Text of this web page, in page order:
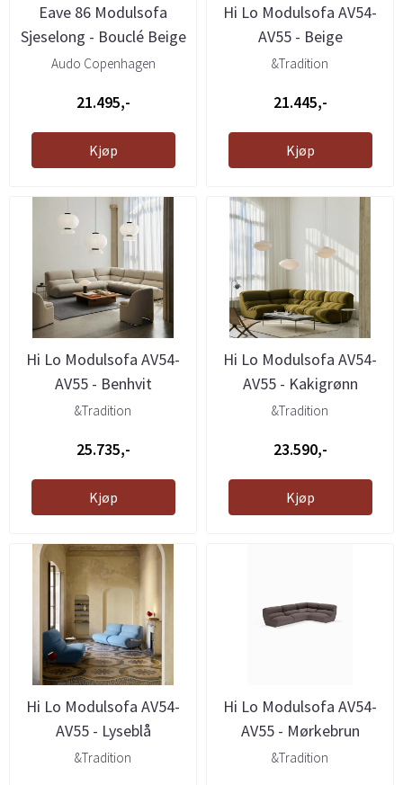
Eave 86 Modulsofa
Sjeselong - Bouclé Beige
Audo Copenhagen
21.495,-
Kjøp
Hi Lo Modulsofa AV54-
AV55 - Beige
&Tradition
21.445,-
Kjøp
Hi Lo Modulsofa AV54-
AV55 - Benhvit
&Tradition
25.735,-
Kjøp
Hi Lo Modulsofa AV54-
AV55 - Kakigrønn
&Tradition
23.590,-
Kjøp
Hi Lo Modulsofa AV54-
AV55 - Lyseblå
&Tradition
Hi Lo Modulsofa AV54-
AV55 - Mørkebrun
&Tradition